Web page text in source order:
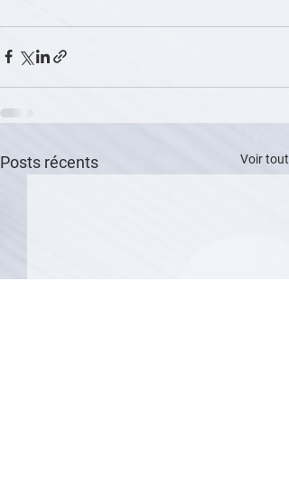
Posts récents Voir tout